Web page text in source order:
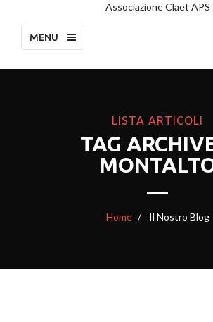
Associazione Claet APS
MENU
LISTA ARTICOLI
TAG
Home Il Nostro Blog